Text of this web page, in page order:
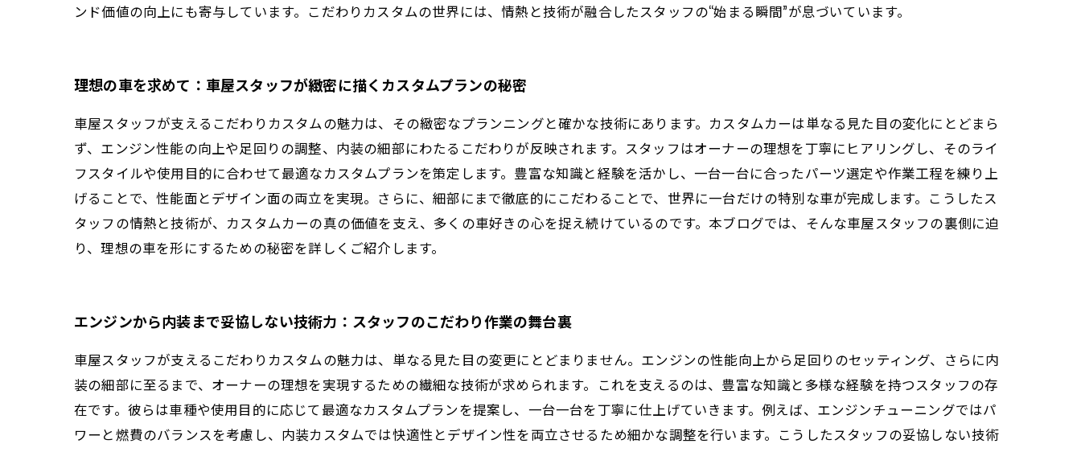
ンド価値の向上にも寄与しています。こだわりカスタムの世界には、情熱と技術が融合したスタッフの“始まる瞬間”が息づいています。
理想の車を求めて：車屋スタッフが緻密に描くカスタムプランの秘密
車屋スタッフが支えるこだわりカスタムの魅力は、その緻密なプランニングと確かな技術にあります。カスタムカーは単なる見た目の変化にとどまら
ず、エンジン性能の向上や足回りの調整、内装の細部にわたるこだわりが反映されます。スタッフはオーナーの理想を丁寧にヒアリングし、そのライ
フスタイルや使用目的に合わせて最適なカスタムプランを策定します。豊富な知識と経験を活かし、一台一台に合ったパーツ選定や作業工程を練り上
げることで、性能面とデザイン面の両立を実現。さらに、細部にまで徹底的にこだわることで、世界に一台だけの特別な車が完成します。こうしたス
タッフの情熱と技術が、カスタムカーの真の価値を支え、多くの車好きの心を捉え続けているのです。本ブログでは、そんな車屋スタッフの裏側に迫
り、理想の車を形にするための秘密を詳しくご紹介します。
エンジンから内装まで妥協しない技術力：スタッフのこだわり作業の舞台裏
車屋スタッフが支えるこだわりカスタムの魅力は、単なる見た目の変更にとどまりません。エンジンの性能向上から足回りのセッティング、さらに内
装の細部に至るまで、オーナーの理想を実現するための繊細な技術が求められます。これを支えるのは、豊富な知識と多様な経験を持つスタッフの存
在です。彼らは車種や使用目的に応じて最適なカスタムプランを提案し、一台一台を丁寧に仕上げていきます。例えば、エンジンチューニングではパ
ワーと燃費のバランスを考慮し、内装カスタムでは快適性とデザイン性を両立させるため細かな調整を行います。こうしたスタッフの妥協しない技術